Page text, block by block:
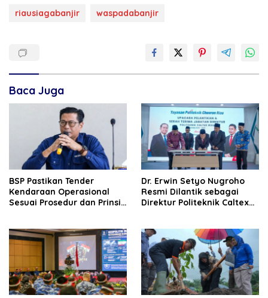
riausiagabanjir waspadabanjir
Baca Juga
BSP Pastikan Tender
Kendaraan Operasional
Sesuai Prosedur dan Prinsip
‎Dr. Erwin Setyo Nugroho
Resmi Dilantik sebagai
Direktur Politeknik Caltex